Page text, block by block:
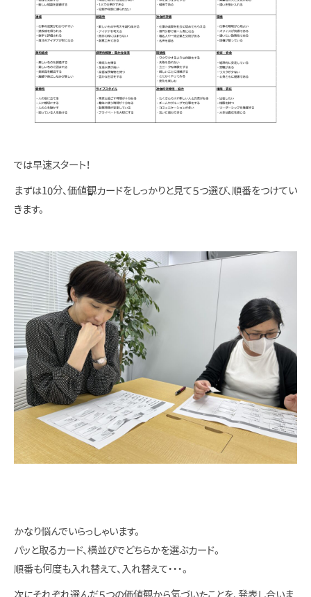
では早速スタート！
まずは10分、価値観カードをしっかりと見て５つ選び、順番をつけてい
きます。
かなり悩んでいらっしゃいます。
パッと取るカード、横並びでどちらかを選ぶカード。
順番も何度も入れ替えて、入れ替えて・・・。
次にそれぞれ選んだ５つの価値観から気づいたことを、発表し合いま